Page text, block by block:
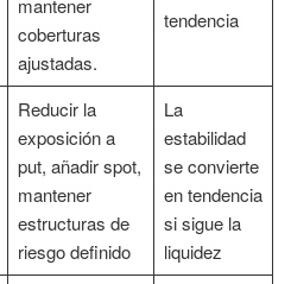
mantener
coberturas
ajustadas.
tendencia
Reducir la
exposición a
put, añadir spot,
mantener
estructuras de
riesgo definido
La
estabilidad
se convierte
en tendencia
si sigue la
liquidez